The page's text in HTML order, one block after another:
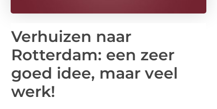
Verhuizen naar
Rotterdam: een zeer
goed idee, maar veel
werk!